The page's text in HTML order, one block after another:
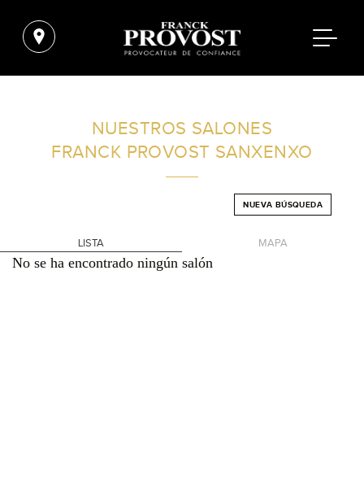
FILTROS AVANZADOS
NUESTROS SALONES
FRANCK PROVOST SANXENXO
NUEVA BÚSQUEDA
LISTA MAPA
No se ha encontrado ningún salón